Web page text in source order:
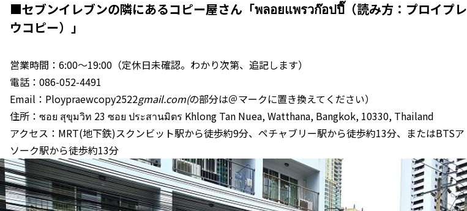
■セブンイレブンの隣にあるコピー屋さん「พลอยแพรวก๊อปปี๊（読み方：プロイプレ
ウコピー）」
営業時間：6:00～19:00（定休日未確認。わかり次第、追記します）
電話：086-052-4491
Email：Ploypraewcopy2522gmail.com(の部分は＠マークに置き換えてください）
住所：ซอย สุขุมวิท 23 ซอย ประสานมิตร Khlong Tan Nuea, Watthana, Bangkok, 10330, Thailand
アクセス：MRT(地下鉄)スクンビット駅から徒歩約9分、ペチャブリー駅から徒歩約13分、またはBTSア
ソーク駅から徒歩約13分